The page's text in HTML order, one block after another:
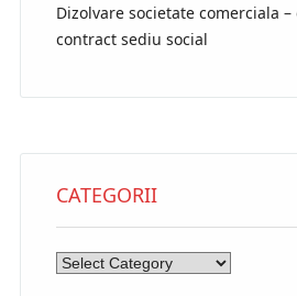
Dizolvare societate comerciala
contract sediu social
CATEGORII
Categorii